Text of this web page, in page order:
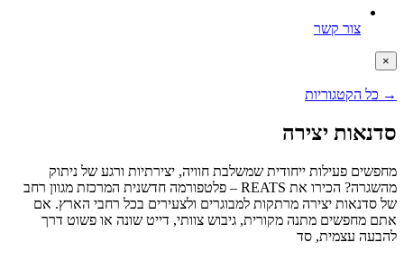
צור קשר
×
→ כל הקטגוריות
סדנאות יצירה
מחפשים פעילות ייחודית שמשלבת חוויה, יצירתיות ורגע של ניתוק
מהשגרה? הכירו את REATS – פלטפורמה חדשנית המרכזת מגוון רחב
של סדנאות יצירה מרתקות למבוגרים ולצעירים בכל רחבי הארץ. אם
אתם מחפשים מתנה מקורית, גיבוש צוותי, דייט שונה או פשוט דרך
להבעה עצמית, סד